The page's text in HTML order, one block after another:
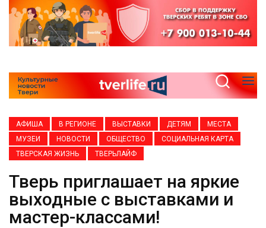
АФИША В РЕГИОНЕ ВЫСТАВКИ ДЕТЯМ
МЕСТА
МУЗЕИ
НОВОСТИ ОБЩЕСТВО
СОЦИАЛЬНАЯ КАРТА
ТВЕРСКАЯ ЖИЗНЬ
ТВЕРЬЛАЙФ
Тверь приглашает на яркие
выходные с выставками и
мастер-классами!